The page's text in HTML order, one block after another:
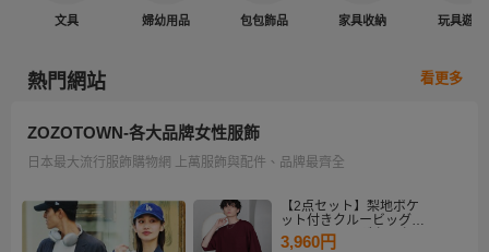
文具 婦幼用品 包包飾品 家具收納 玩具遊戲
熱門網站 看更多
ZOZOTOWN-各大品牌女性服飾
日本最大流行服飾購物網 上萬服飾與配件、品牌最齊全
【2点セット】梨地ポケ
ット付きクルービッグT
シャツ＆ロングタンクト
ップアンサンブルセット
3,960円